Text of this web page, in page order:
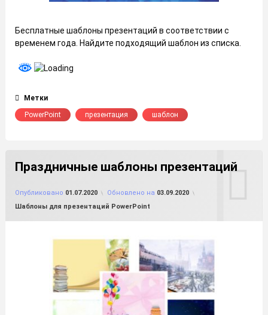
Бесплатные шаблоны презентаций в соответствии с
временем года. Найдите подходящий шаблон из списка.
Метки
PowerPoint
презентация шаблон
Праздничные шаблоны презентаций
Опубликовано 01.07.2020 Обновлено на 03.09.2020
Рубрики:
Шаблоны для презентаций PowerPoint